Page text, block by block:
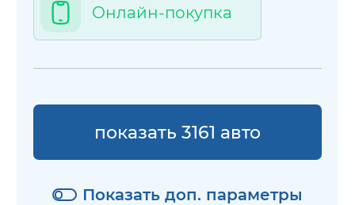
Онлайн-покупка
Показать доп. параметры
показать 3161 авто